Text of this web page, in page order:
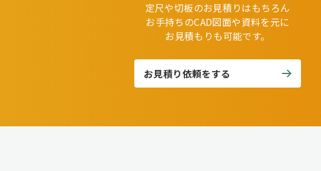
定尺や切板のお見積りはもちろん
お手持ちのCAD図面や資料を元に
お見積もりも可能です。
お見積り依頼をする